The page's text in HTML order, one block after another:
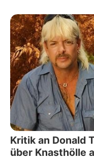
Kritik an Donald
über Knasthölle